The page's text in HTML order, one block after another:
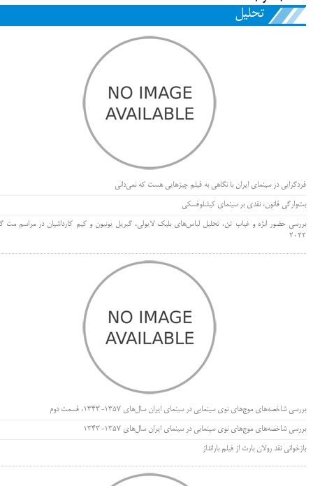
تحلیل
فردگرایی در سینمای ایران با نگاهی به فیلم چیزهایی هست که نمی‌دانی
بت‌وارگی قانون، نقدی بر سینمای کیشلوفسکی
بررسی حضور ابژه و غیاب تن، تحلیل لباس‌های بلیک لایولی، گبریل یونیون و کیم کارداشیان در مراسم مت
۲۰۲۲
بررسی شاخصه‌های موج‌های نوی سینمایی در سینمای ایران سال‌های 1357-1343، قسمت دوم
بررسی شاخصه‌های موج‌های نوی سینمایی در سینمای ایران سال‌های 1357-1343
بازخوانی نقد رولان بارت از فیلم بارانداز